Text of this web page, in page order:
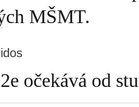
MŠMT.
očekává od